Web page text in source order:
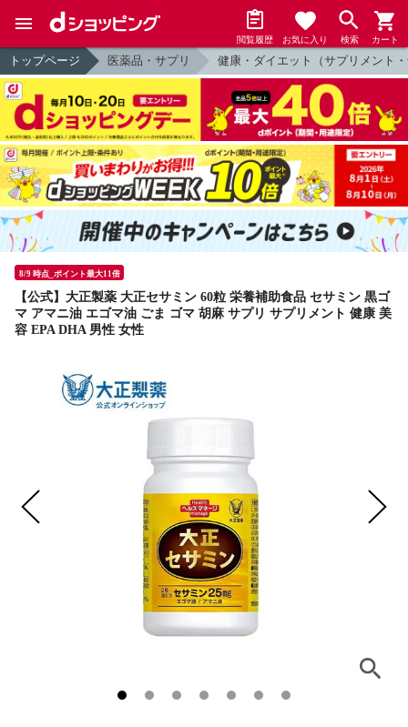
閲覧履歴 お気に入り 検索 カート
トップページ 医薬品・サプリ 健康・ダイエット（サプリメント
8/9 時点_ポイント最大11倍
【公式】大正製薬 大正セサミン 60粒 栄養補助食品 セサミン 黒ゴ
マ アマニ油 エゴマ油 ごま ゴマ 胡麻 サプリ サプリメント 健康 美
容 EPA DHA 男性 女性